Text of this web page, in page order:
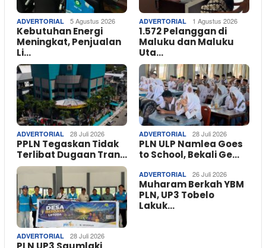
ADVERTORIAL 5 Agustus 2026
Kebutuhan Energi
Meningkat, Penjualan
Li…
ADVERTORIAL 1 Agustus 2026
1.572 Pelanggan di
Maluku dan Maluku
Uta…
ADVERTORIAL 28 Juli 2026
PPLN Tegaskan Tidak
Terlibat Dugaan Tran…
ADVERTORIAL 28 Juli 2026
PLN ULP Namlea Goes
to School, Bekali Ge…
ADVERTORIAL 28 Juli 2026
ADVERTORIAL 26 Juli 2026
Muharam Berkah YBM
PLN, UP3 Tobelo
Lakuk…